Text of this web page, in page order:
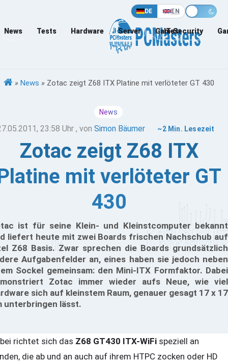
DE EN
News Tests Hardware Server Games
IT-Security
» News » Zotac zeigt Z68 ITX Platine mit verlöteter GT 430
News
23:58 Uhr , vonSimon Bäumer ~2 Min. Lesezeit
Zotac zeigt Z68 ITX
mit verlöteter GT
430
ist für seine Klein- und Kleinstcomputer bekannt
liefert heute mit zwei Boards frischen Nachschub auf
Z68 Basis. Zwar sprechen die Boards grundsätzlich
Aufgabenfelder an, eines haben sie jedoch neben
Sockel gemeinsam: den Mini-ITX Formfaktor. Dabei
Zotac immer wieder aufs Neue, wie viel
sich auf kleinstem Raum, genauer gesagt 17 x 17
unterbringen lässt.
richtet sich das Z68 GT430 ITX-WiFi speziell an
die ab und an auch auf ihrem HTPC zocken oder HD